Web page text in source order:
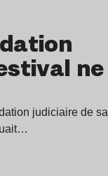
ne
judiciaire de sa